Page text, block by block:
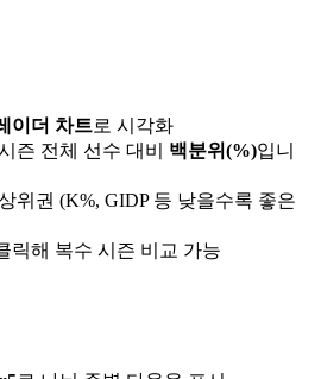
이더 차트로 시각화
즌 전체 선수 대비 백분위(%)입니
위권 (K%, GIDP 등 낮을수록 좋은
릭해 복수 시즌 비교 가능